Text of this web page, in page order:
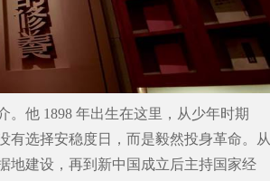
。他1898 年出生在这里，从少年时期
有选择安稳度日，而是毅然投身革命。从
地建设，再到新中国成立后主持国家经